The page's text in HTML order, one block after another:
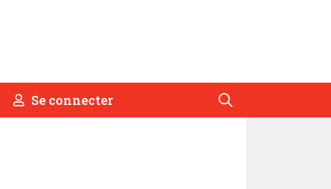
Se connecter